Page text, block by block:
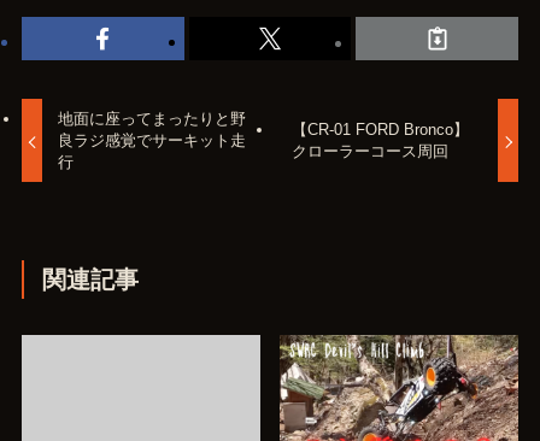
地面に座ってまったりと野
良ラジ感覚でサーキット走
行
【CR-01 FORD Bronco】
クローラーコース周回
関連記事